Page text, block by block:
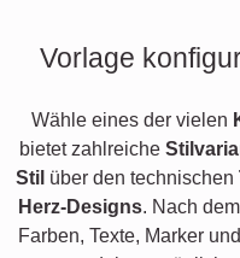
Vorlage
Wähle eines der vielen
bietet zahlreiche
Stil über den technischen
Herz-Designs. Nach dem
Farben, Texte, Marker